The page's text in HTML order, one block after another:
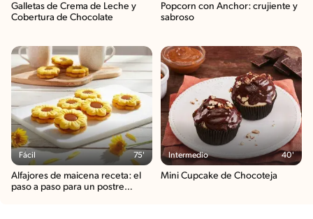
Galletas de Crema de Leche y
Cobertura de Chocolate
Popcorn con Anchor: crujiente y
sabroso
Fácil 75'
Alfajores de maicena receta: el
paso a paso para un postre
Intermedio 40'
Mini Cupcake de Chocoteja